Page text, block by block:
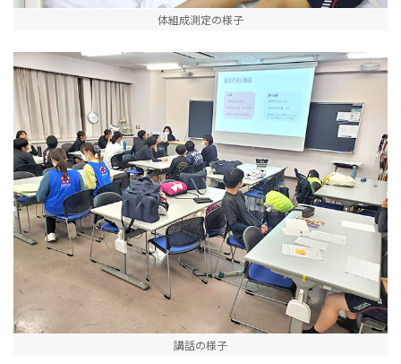
体組成測定の様子
講話の様子